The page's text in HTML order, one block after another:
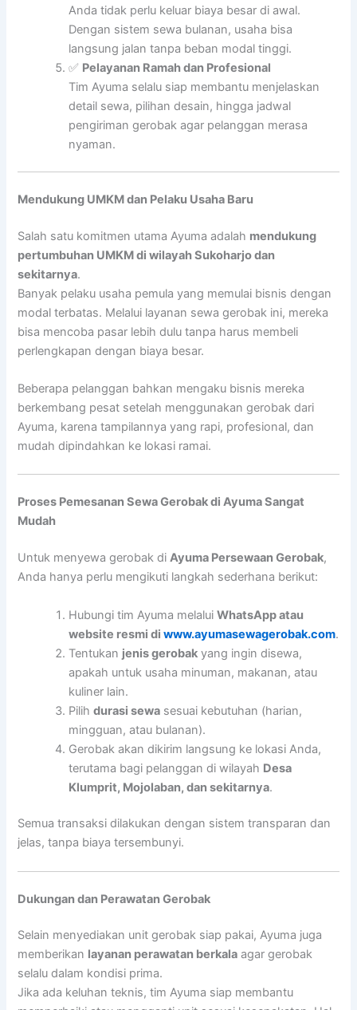
Anda tidak perlu keluar biaya besar di awal.
Dengan sistem sewa bulanan, usaha bisa
langsung jalan tanpa beban modal tinggi.
✅ Pelayanan Ramah dan Profesional
Tim Ayuma selalu siap membantu menjelaskan
detail sewa, pilihan desain, hingga jadwal
pengiriman gerobak agar pelanggan merasa
nyaman.
Mendukung UMKM dan Pelaku Usaha Baru
Salah satu komitmen utama Ayuma adalah mendukung
pertumbuhan UMKM di wilayah Sukoharjo dan
sekitarnya.
Banyak pelaku usaha pemula yang memulai bisnis dengan
modal terbatas. Melalui layanan sewa gerobak ini, mereka
bisa mencoba pasar lebih dulu tanpa harus membeli
perlengkapan dengan biaya besar.
Beberapa pelanggan bahkan mengaku bisnis mereka
berkembang pesat setelah menggunakan gerobak dari
Ayuma, karena tampilannya yang rapi, profesional, dan
mudah dipindahkan ke lokasi ramai.
Proses Pemesanan Sewa Gerobak di Ayuma Sangat
Mudah
Untuk menyewa gerobak diAyuma Persewaan Gerobak,
Anda hanya perlu mengikuti langkah sederhana berikut:
Hubungi tim Ayuma melaluiWhatsApp atau
website resmi diwww.ayumasewagerobak.com.
Tentukan jenis gerobak yang ingin disewa,
apakah untuk usaha minuman, makanan, atau
kuliner lain.
Pilihdurasi sewa sesuai kebutuhan (harian,
mingguan, atau bulanan).
Gerobak akan dikirim langsung ke lokasi Anda,
terutama bagi pelanggan di wilayah Desa
Klumprit, Mojolaban, dan sekitarnya.
Semua transaksi dilakukan dengan sistem transparan dan
jelas, tanpa biaya tersembunyi.
Dukungan dan Perawatan Gerobak
Selain menyediakan unit gerobak siap pakai, Ayuma juga
memberikan layanan perawatan berkala agar gerobak
selalu dalam kondisi prima.
Jika ada keluhan teknis, tim Ayuma siap membantu